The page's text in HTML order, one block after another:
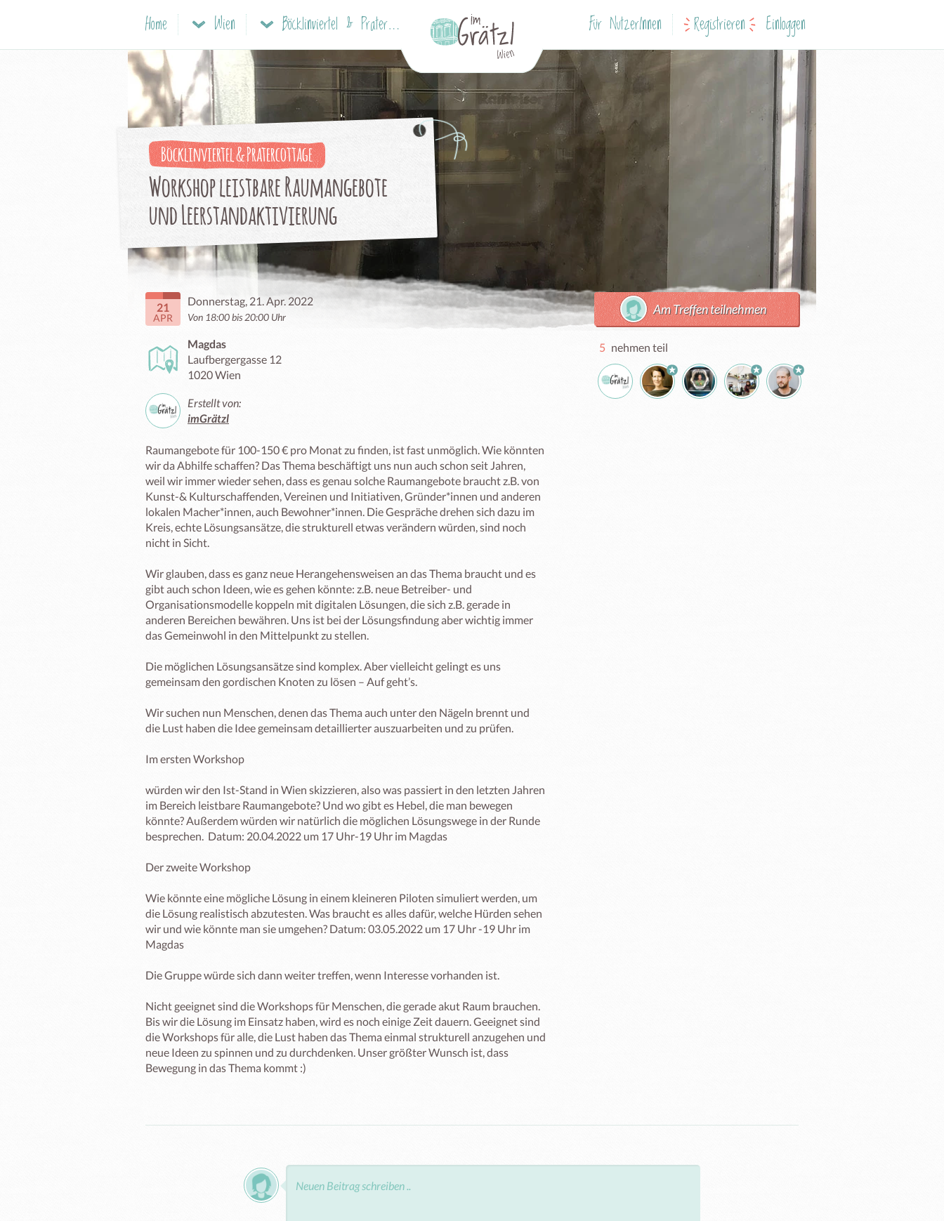
Home Wien Böcklinviertel & Pratercottage Für NutzerInnen Registrieren Einloggen
Böcklinviertel & Pratercottage
Workshop leistbare Raumangebote
und Leerstandaktivierung
21
APR
Donnerstag, 21. Apr. 2022
Von 18:00 bis 20:00 Uhr
Magdas
Laufbergergasse 12
1020 Wien
Erstellt von:
imGrätzl
Raumangebote für 100-150 € pro Monat zu finden, ist fast unmöglich. Wie könnten
wir da Abhilfe schaffen? Das Thema beschäftigt uns nun auch schon seit Jahren,
weil wir immer wieder sehen, dass es genau solche Raumangebote braucht z.B. von
Kunst-& Kulturschaffenden, Vereinen und Initiativen, Gründer*innen und anderen
lokalen Macher*innen, auch Bewohner*innen. Die Gespräche drehen sich dazu im
Kreis, echte Lösungsansätze, die strukturell etwas verändern würden, sind noch
nicht in Sicht.
Wir glauben, dass es ganz neue Herangehensweisen an das Thema braucht und es
gibt auch schon Ideen, wie es gehen könnte: z.B. neue Betreiber- und
Organisationsmodelle koppeln mit digitalen Lösungen, die sich z.B. gerade in
anderen Bereichen bewähren. Uns ist bei der Lösungsfindung aber wichtig immer
das Gemeinwohl in den Mittelpunkt zu stellen.
Die möglichen Lösungsansätze sind komplex. Aber vielleicht gelingt es uns
gemeinsam den gordischen Knoten zu lösen – Auf geht’s.
Wir suchen nun Menschen, denen das Thema auch unter den Nägeln brennt und
die Lust haben die Idee gemeinsam detaillierter auszuarbeiten und zu prüfen.
Im ersten Workshop
würden wir den Ist-Stand in Wien skizzieren, also was passiert in den letzten Jahren
im Bereich leistbare Raumangebote? Und wo gibt es Hebel, die man bewegen
könnte? Außerdem würden wir natürlich die möglichen Lösungswege in der Runde
besprechen.  Datum: 20.04.2022 um 17 Uhr-19 Uhr im Magdas
Der zweite Workshop
Wie könnte eine mögliche Lösung in einem kleineren Piloten simuliert werden, um
die Lösung realistisch abzutesten. Was braucht es alles dafür, welche Hürden sehen
wir und wie könnte man sie umgehen? Datum: 03.05.2022 um 17 Uhr -19 Uhr im
Magdas
Die Gruppe würde sich dann weiter treffen, wenn Interesse vorhanden ist.
Nicht geeignet sind die Workshops für Menschen, die gerade akut Raum brauchen.
Bis wir die Lösung im Einsatz haben, wird es noch einige Zeit dauern. Geeignet sind
die Workshops für alle, die Lust haben das Thema einmal strukturell anzugehen und
neue Ideen zu spinnen und zu durchdenken. Unser größter Wunsch ist, dass
Bewegung in das Thema kommt :)
Am Treffen teilnehmen
5 nehmen teil